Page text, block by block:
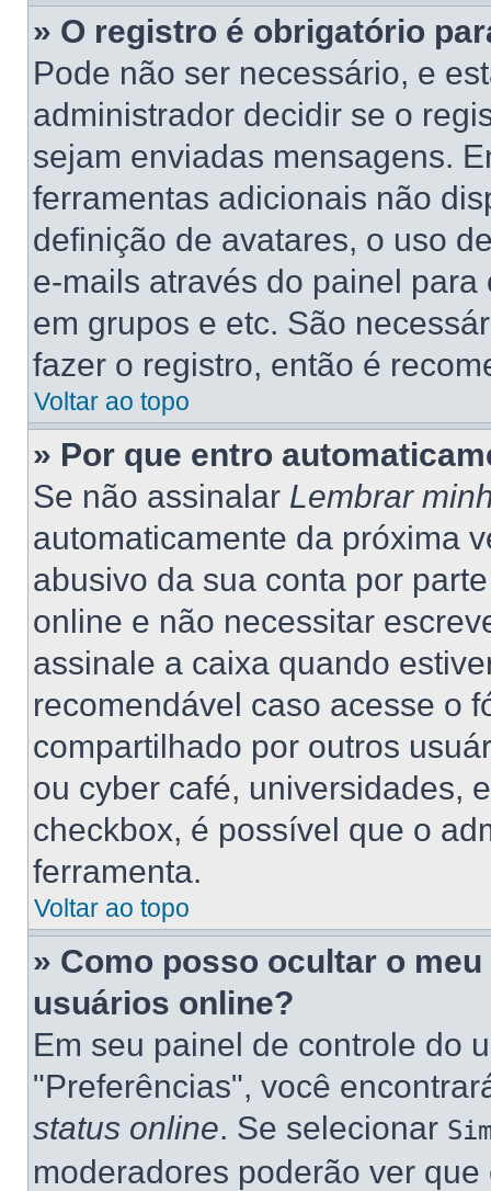
» O registro é obrigatório
Pode não ser necessário, e
administrador decidir se o
sejam enviadas mensagens.
ferramentas adicionais não
definição de avatares, o uso
e-mails através do painel
em grupos e etc. São
fazer o registro, então é
Voltar ao topo
» Por que entro
Se não assinalar Lembrar
automaticamente da próxima
abusivo da sua conta por
online e não necessitar
assinale a caixa quando
recomendável caso acesse o
compartilhado por outros
ou cyber café, universidades,
checkbox, é possível que o
ferramenta.
Voltar ao topo
» Como posso ocultar o
usuários online?
Em seu painel de controle do
"Preferências", você
status online. Se selecionar
moderadores poderão ver